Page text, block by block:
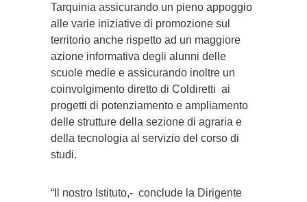
Tarquinia assicurando un pieno appoggio
alle varie iniziative di promozione sul
territorio anche rispetto ad un maggiore
azione informativa degli alunni delle
scuole medie e assicurando inoltre un
coinvolgimento diretto di Coldiretti ai
progetti di potenziamento e ampliamento
delle strutture della sezione di agraria e
della tecnologia al servizio del corso di
studi.
“Il nostro Istituto,- conclude la Dirigente